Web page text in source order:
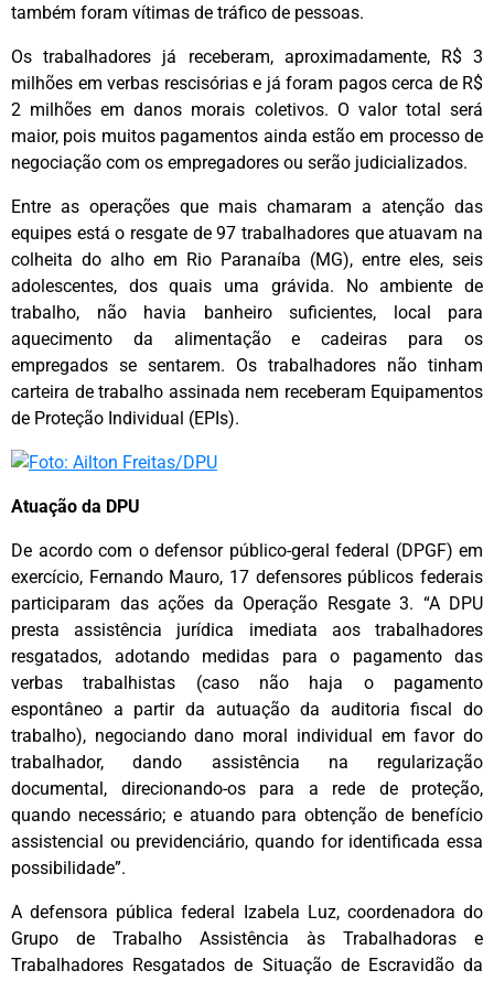
também foram vítimas de tráfico de pessoas.
Os trabalhadores já receberam, aproximadamente, R$ 3
milhões em verbas rescisórias e já foram pagos cerca de R$
2 milhões em danos morais coletivos. O valor total será
maior, pois muitos pagamentos ainda estão em processo de
negociação com os empregadores ou serão judicializados.
Entre as operações que mais chamaram a atenção das
equipes está o resgate de 97 trabalhadores que atuavam na
colheita do alho em Rio Paranaíba (MG), entre eles, seis
adolescentes, dos quais uma grávida. No ambiente de
trabalho, não havia banheiro suficientes, local para
aquecimento da alimentação e cadeiras para os
empregados se sentarem. Os trabalhadores não tinham
carteira de trabalho assinada nem receberam Equipamentos
de Proteção Individual (EPIs).
Atuação da DPU
De acordo com o defensor público-geral federal (DPGF) em
exercício, Fernando Mauro, 17 defensores públicos federais
participaram das ações da Operação Resgate 3. “A DPU
presta assistência jurídica imediata aos trabalhadores
resgatados, adotando medidas para o pagamento das
verbas trabalhistas (caso não haja o pagamento
espontâneo a partir da autuação da auditoria fiscal do
trabalho), negociando dano moral individual em favor do
trabalhador, dando assistência na regularização
documental, direcionando-os para a rede de proteção,
quando necessário; e atuando para obtenção de benefício
assistencial ou previdenciário, quando for identificada essa
possibilidade”.
A defensora pública federal Izabela Luz, coordenadora do
Grupo de Trabalho Assistência às Trabalhadoras e
Trabalhadores Resgatados de Situação de Escravidão da